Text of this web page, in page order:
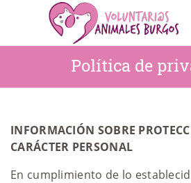
Política de
NOTICIAS
ACTIVIDADES
INFORMACIÓN SOBRE
CARÁCTER PERSONAL
En cumplimiento de lo